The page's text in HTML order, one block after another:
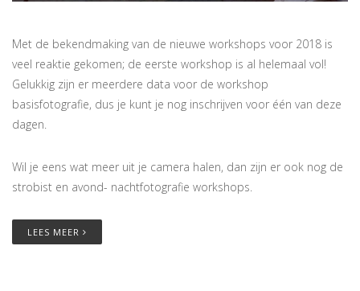
Met de bekendmaking van de nieuwe workshops voor 2018 is
veel reaktie gekomen; de eerste workshop is al helemaal vol!
Gelukkig zijn er meerdere data voor de workshop
basisfotografie, dus je kunt je nog inschrijven voor één van deze
dagen.
Wil je eens wat meer uit je camera halen, dan zijn er ook nog de
strobist en avond- nachtfotografie workshops.
LEES MEER